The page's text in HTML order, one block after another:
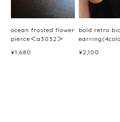
ocean frosted flower
pierce＜a3032＞
¥1,680
bold retro
¥2,100